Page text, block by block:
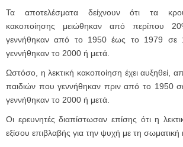
Τα αποτελέσματα δείχνουν ότι τα
κακοποίησης μειώθηκαν από περίπου
γεννήθηκαν από το 1950 έως το 1979 σε
γεννήθηκαν το 2000 ή μετά.
Ωστόσο, η λεκτική κακοποίηση έχει αυξηθεί,
παιδιών που γεννήθηκαν πριν από το 1950
γεννήθηκαν το 2000 ή μετά.
Οι ερευνητές διαπίστωσαν επίσης ότι η
εξίσου επιβλαβής για την ψυχή με τη